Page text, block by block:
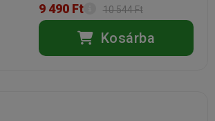
9 490 Ft 10 544 Ft
Kosárba